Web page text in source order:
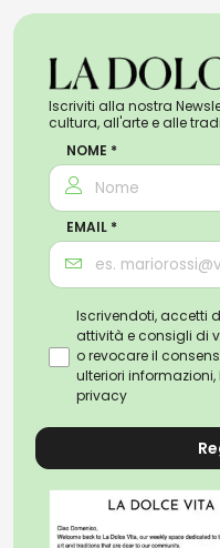
Iscriviti alla nostra
cultura, all'arte e alle
NOME *
EMAIL *
Iscrivendoti, accetti
attività e consigli di
o revocare il
ulteriori
privacy